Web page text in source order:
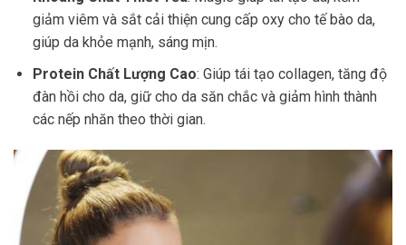
giảm viêm và sắt cải thiện cung cấp oxy cho tế bào da,
giúp da khỏe mạnh, sáng mịn.
Protein Chất Lượng Cao: Giúp tái tạo collagen, tăng độ
đàn hồi cho da, giữ cho da săn chắc và giảm hình thành
các nếp nhăn theo thời gian.